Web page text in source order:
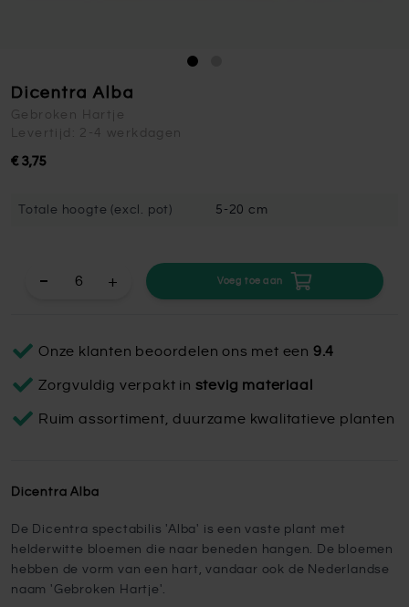
Dicentra Alba
Gebroken Hartje
Levertijd: 2-4 werkdagen
€ 3,75
Totale hoogte (excl. pot) 5-20 cm
+ Voeg toe aan
Onze klanten beoordelen ons met een 9.4
Zorgvuldig verpakt in stevig materiaal
Ruim assortiment, duurzame kwalitatieve planten
Dicentra Alba
De Dicentra spectabilis 'Alba' is een vaste plant met
helderwitte bloemen die naar beneden hangen. De bloemen
hebben de vorm van een hart, vandaar ook de Nederlandse
naam 'Gebroken Hartje'.